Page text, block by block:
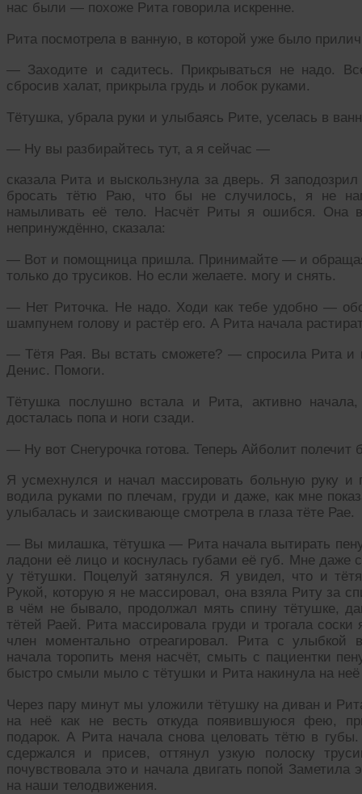
нас были — похоже Рита говорила искренне.
Рита посмотрела в ванную, в которой уже было
— Заходите и садитесь. Прикрываться не надо.
сбросив халат, прикрыла грудь и лобок руками.
Тётушка, убрала руки и улыбаясь Рите, уселась в
— Ну вы разбирайтесь тут, а я сейчас —
сказала Рита и выскользнула за дверь. Я
бросать тётю Раю, что бы не случилось, я не
намыливать её тело. Насчёт Риты я ошибся. Она
непринуждённо, сказала:
— Вот и помощница пришла. Принимайте — и
только до трусиков. Но если желаете. могу и снять.
— Нет Риточка. Не надо. Ходи как тебе удобно —
шампунем голову и растёр его. А Рита начала
— Тётя Рая. Вы встать сможете? — спросила Рита и
Денис. Помоги.
Тётушка послушно встала и Рита, активно
досталась попа и ноги сзади.
— Ну вот Снегурочка готова. Теперь Айболит полечит
Я усмехнулся и начал массировать больную руку и
водила руками по плечам, груди и даже, как мне
улыбалась и заискивающе смотрела в глаза тёте Рае.
— Вы милашка, тётушка — Рита начала вытирать
ладони её лицо и коснулась губами её губ. Мне даже
у тётушки. Поцелуй затянулся. Я увидел, что и
Рукой, которую я не массировал, она взяла Риту за
в чём не бывало, продолжал мять спину тётушке,
тётей Раей. Рита массировала груди и трогала
член моментально отреагировал. Рита с улыбкой
начала торопить меня насчёт, смыть с пациентки
быстро смыли мыло с тётушки и Рита накинула на
Через пару минут мы уложили тётушку на диван и
на неё как не весть откуда появившуюся фею,
подарок. А Рита начала снова целовать тётю в
сдержался и присев, оттянул узкую полоску
почувствовала это и начала двигать попой
на наши телодвижения.